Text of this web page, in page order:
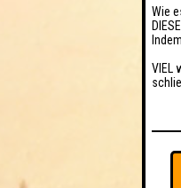
Wie
VIEL